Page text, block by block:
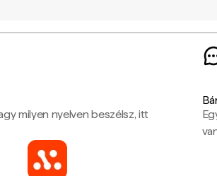
milyen nyelven beszélsz, itt